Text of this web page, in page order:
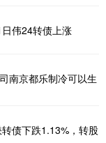
伟24转债上涨
南京都乐制冷可以生
债下跌1.13%，转股